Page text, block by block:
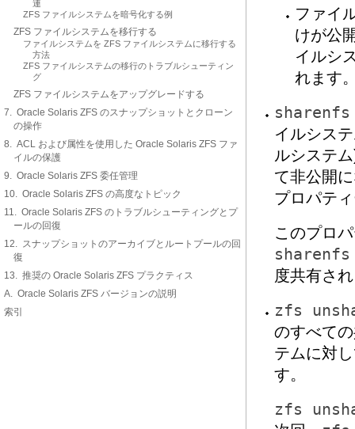
連
ZFS ファイルシステムを暗号化する例
ZFS ファイルシステムを移行する
ファイルシステムを ZFS ファイルシステムに移行する
方法
ZFS ファイルシステムの移行のトラブルシューティン
グ
ZFS ファイルシステムをアップグレードする
7. Oracle Solaris ZFS のスナップショットとクローン
の操作
8. ACL および属性を使用した Oracle Solaris ZFS ファ
イルの保護
9. Oracle Solaris ZFS 委任管理
10. Oracle Solaris ZFS の高度なトピック
11. Oracle Solaris ZFS のトラブルシューティングとプ
ールの回復
12. スナップショットのアーカイブとルートプールの回
復
13. 推奨の Oracle Solaris ZFS プラクティス
A. Oracle Solaris ZFS バージョンの説明
索引
ファイ
けが公
イルシ
れます
sharenfs
イルシス
ルシステ
て非公開
プロパテ
このプロ
sharenfs
度共有さ
zfs
のすべて
テムに対
す。
zfs